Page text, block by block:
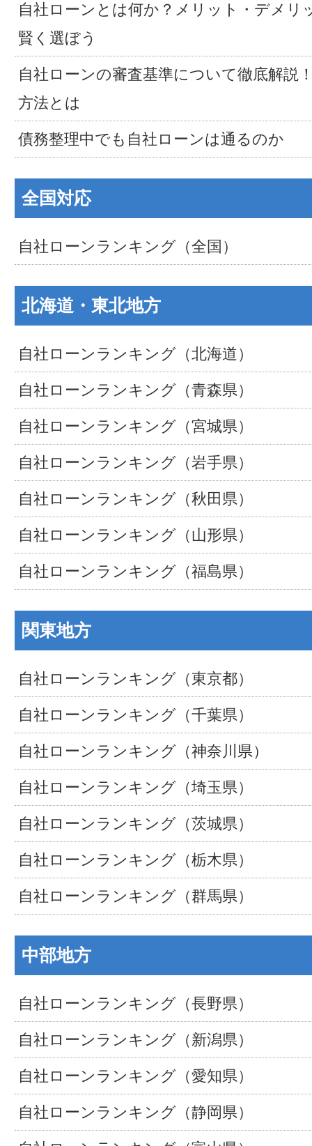
自社ローンとは何か？メリット・デメリ
賢く選ぼう
自社ローンの審査基準について徹底解説
方法とは
債務整理中でも自社ローンは通るのか
全国対応
自社ローンランキング（全国）
北海道・東北地方
自社ローンランキング（北海道）
自社ローンランキング（青森県）
自社ローンランキング（宮城県）
自社ローンランキング（岩手県）
自社ローンランキング（秋田県）
自社ローンランキング（山形県）
自社ローンランキング（福島県）
関東地方
自社ローンランキング（東京都）
自社ローンランキング（千葉県）
自社ローンランキング（神奈川県）
自社ローンランキング（埼玉県）
自社ローンランキング（茨城県）
自社ローンランキング（栃木県）
自社ローンランキング（群馬県）
中部地方
自社ローンランキング（長野県）
自社ローンランキング（新潟県）
自社ローンランキング（愛知県）
自社ローンランキング（静岡県）